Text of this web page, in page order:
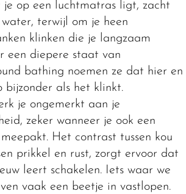
op een luchtmatras ligt, zacht
terwijl om je heen
klinken die je langzaam
een diepere staat van
bathing noemen ze dat hier en
bijzonder als het klinkt.
je ongemerkt aan je
zeker wanneer je ook een
Het contrast tussen kou
prikkel en rust, zorgt ervoor dat
leert schakelen. Iets waar we
vaak een beetje in vastlopen.